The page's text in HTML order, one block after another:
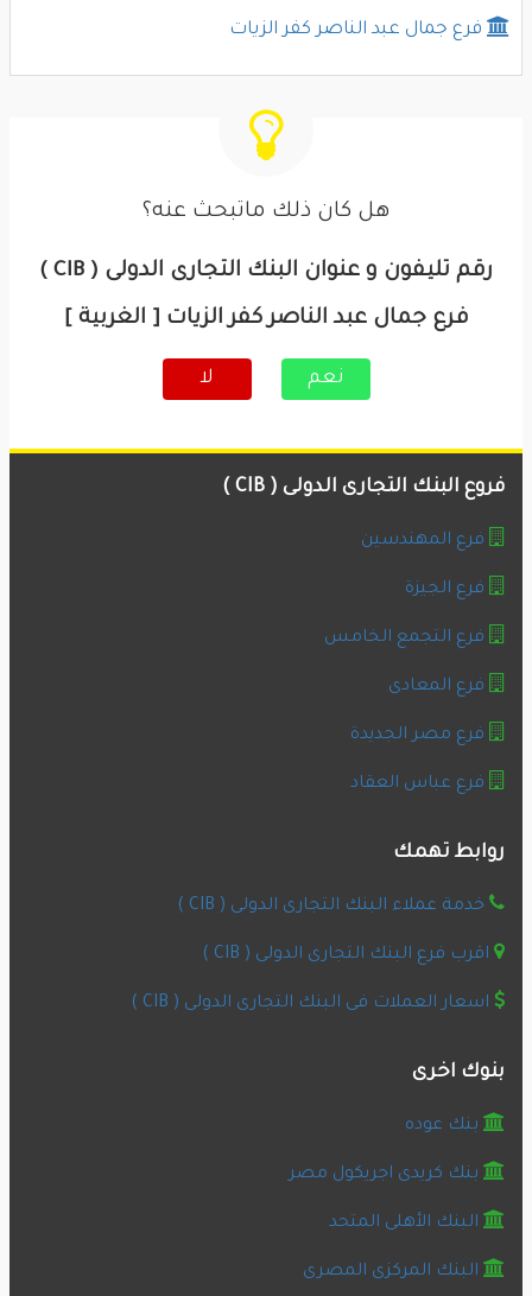
فرع جمال عبد الناصر كفر الزيات
هل كان ذلك ماتبحث عنه؟
رقم تليفون و عنوان البنك التجارى الدولى ( CIB )
فرع جمال عبد الناصر كفر الزيات [ الغربية ]
نعم لا
فروع البنك التجارى الدولى ( CIB )
فرع المهندسين
فرع الجيزة
فرع التجمع الخامس
فرع المعادى
فرع مصر الجديدة
فرع عباس العقاد
روابط تهمك
خدمة عملاء البنك التجارى الدولى ( CIB )
اقرب فرع البنك التجارى الدولى ( CIB )
اسعار العملات فى البنك التجارى الدولى ( CIB )
بنوك اخرى
بنك عوده
بنك كريدى اجريكول مصر
البنك الأهلى المتحد
البنك المركزى المصرى